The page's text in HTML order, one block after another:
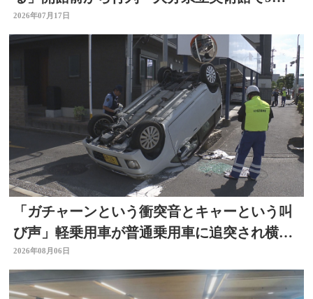
23日まで
2026年07月17日
「ガチャーンという衝突音とキャーという叫
び声」軽乗用車が普通乗用車に追突され横
転 周囲騒然 大分
2026年08月06日